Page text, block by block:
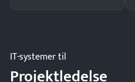
IT-systemer til
Projektledelse